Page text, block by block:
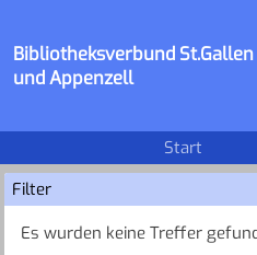
Bibliotheksverbund St.Gallen
und Appenzell
Start
Filter
Es wurden keine Treffer